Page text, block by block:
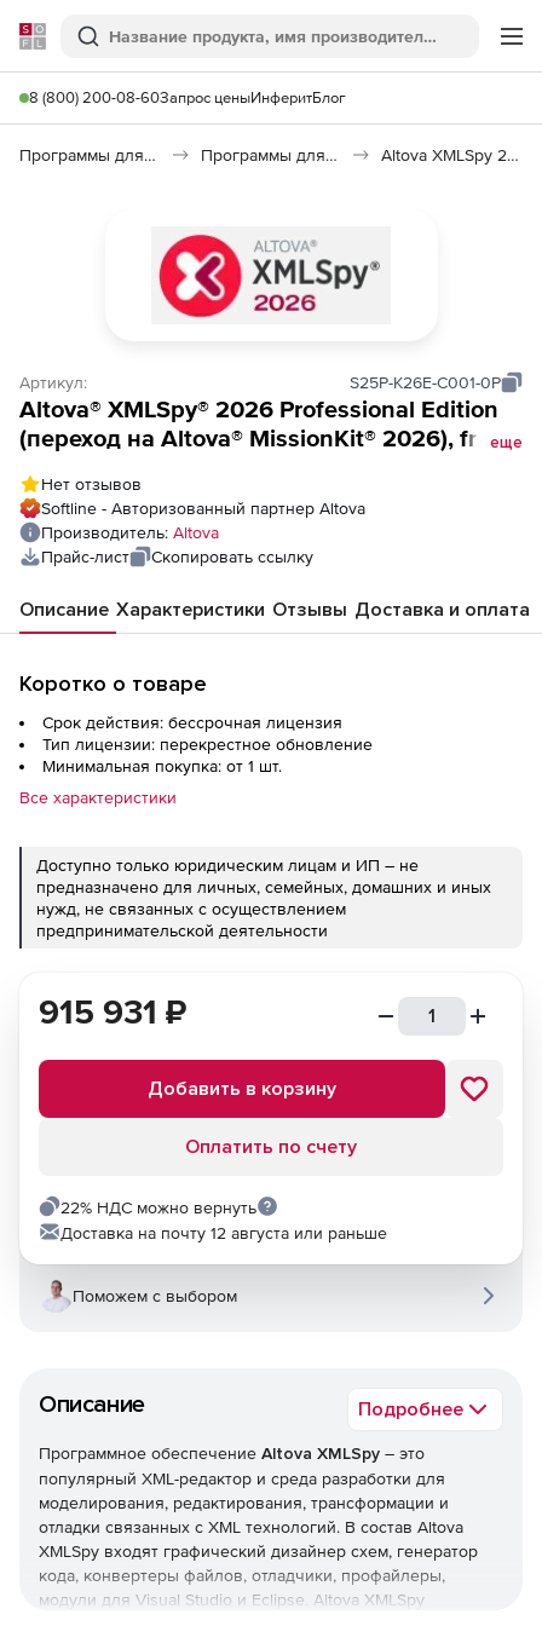
Softline
Поиск
8 (800) 200-08-60Запрос ценыИнферитБлог
Программы для программирования Программы для разработки ПО Altova XMLSpy 2026
Артикул: S25P-K26E-C001-0P
Altova® XMLSpy® 2026 Professional Edition
(переход на Altova® MissionKit® 2026), from
to Altova® MissionKit® 2026 Enterprise
Edition Concurrent Users (1)
еще
Нет отзывов
Softline - Авторизованный партнер Altova
Производитель: Altova
Прайс-лист
Скопировать ссылку
Описание Характеристики Отзывы Доставка и оплата
Коротко о товаре
Срок действия: бессрочная лицензия
Тип лицензии: перекрестное обновление
Минимальная покупка: от 1 шт.
Все характеристики
Доступно только юридическим лицам и ИП – не
предназначено для личных, семейных, домашних и иных
нужд, не связанных с осуществлением
предпринимательской деятельности
Описание Подробнее
Программное обеспечение Altova XMLSpy – это
популярный XML-редактор и среда разработки для
моделирования, редактирования, трансформации и
отладки связанных с XML технологий. В состав Altova
XMLSpy входят графический дизайнер схем, генератор
кода, конвертеры файлов, отладчики, профайлеры,
модули для Visual Studio и Eclipse. Altova XMLSpy
915 931 ₽
Добавить в корзину
Оплатить по счету
22% НДС можно вернуть
Доставка на почту 12 августа или раньше
Поможем с выбором